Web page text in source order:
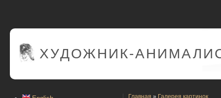
ХУДОЖНИК-
Главная » Галерея картинок